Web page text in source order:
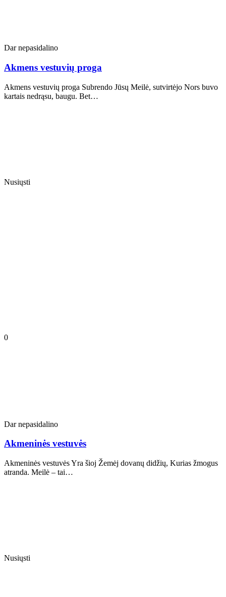
Dar nepasidalino
Akmens vestuvių proga
Akmens vestuvių proga Subrendo Jūsų Meilė, sutvirtėjo Nors buvo
kartais nedrąsu, baugu. Bet…
Nusiųsti
0
Dar nepasidalino
Akmeninės vestuvės
Akmeninės vestuvės Yra šioj Žemėj dovanų didžių, Kurias žmogus
atranda. Meilė – tai…
Nusiųsti